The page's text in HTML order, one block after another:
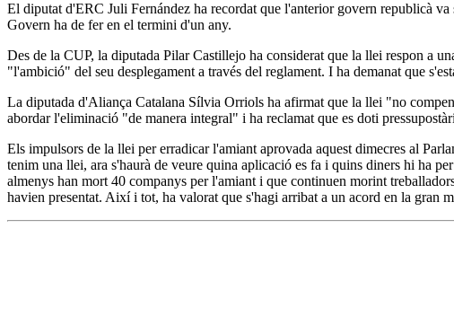
El diputat d'ERC Juli Fernández ha recordat que l'anterior govern republicà
Govern ha de fer en el termini d'un any.
Des de la CUP, la diputada Pilar Castillejo ha considerat que la llei respon a
"l'ambició" del seu desplegament a través del reglament. I ha demanat que
La diputada d'Aliança Catalana Sílvia Orriols ha afirmat que la llei "no
abordar l'eliminació "de manera integral" i ha reclamat que es doti
Els impulsors de la llei per erradicar l'amiant aprovada aquest dimecres al
tenim una llei, ara s'haurà de veure quina aplicació es fa i quins diners hi ha
almenys han mort 40 companys per l'amiant i que continuen morint
havien presentat. Així i tot, ha valorat que s'hagi arribat a un acord en la gran